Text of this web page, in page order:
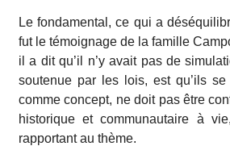
Le fondamental, ce qui a
fut le témoignage de la famille
il a dit qu’il n’y avait pas de
soutenue par les lois, est qu’ils
comme concept, ne doit pas être
historique et communautaire à
rapportant au thème.